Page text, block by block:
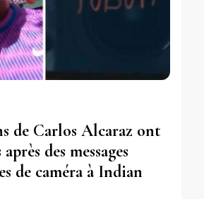
de Carlos Alcaraz ont
des messages
de caméra à Indian